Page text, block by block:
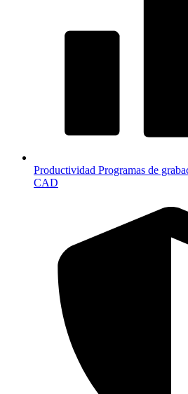
Productividad Programas de
CAD